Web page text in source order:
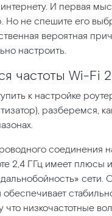
И первая
Но не спешите его
вероятная
настроить.
частоты Wi-Fi
к настройке
разберемся,
соединения
2,4 ГГц имеет плюсы
» сети.
низкочастотные